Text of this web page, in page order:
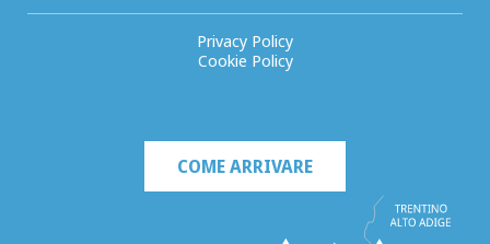
Privacy Policy
Cookie Policy
COME ARRIVARE